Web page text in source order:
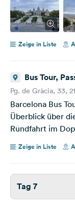
Zeige in Liste
Bus Tour,
Pg. de Gràcia, 33,
Barcelona Bus
Überblick über
Rundfahrt im
Zeige in Liste
Tag 7